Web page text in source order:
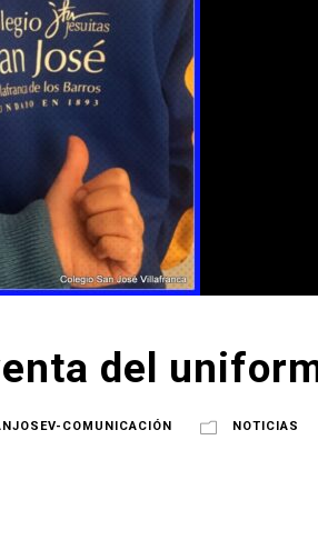
del
COMUNICACIÓN NOTICIAS